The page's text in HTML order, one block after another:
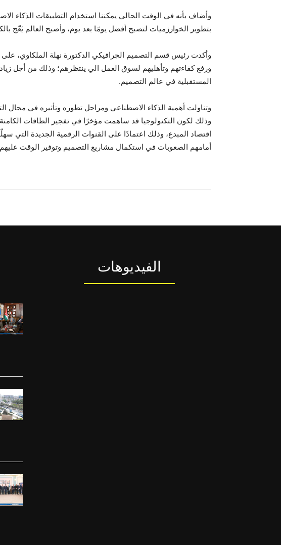
وأضاف بأنه في الوقت الحالي يمكننا استخدام التطبيقات الذكاء
بتطوير الخوارزميات لتصبح أفضل يومًا بعد يوم، وأصبح العالم يَعّج
وأكدت رئيس قسم التصميم الجرافيكي الدكتورة نهلة الملكاوي،
ورفع كفاءتهم وتأهليهم لسوق العمل الي ينتظرهم؛ وذلك من أجل
المستقبلية في عالم التصميم.
وتناولت أهمية الذكاء الاصطناعي ومراحل تطوره وتأثيره في مجال
وذلك لكون التكنولوجيا قد ساهمت مؤخرًا في تفجير الطاقات
اقتصاد المبدع، وذلك اعتمادًا على القنوات الرقمية الجديدة
أمامهم الصعوبات في استكمال مشاريع التصميم وتوفير الوقت
الفيديوهات